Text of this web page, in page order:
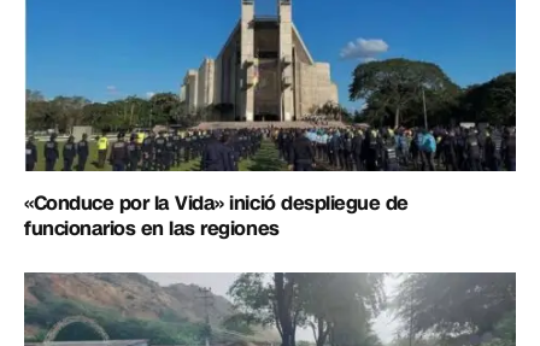
«Conduce por la Vida» inició despliegue de
funcionarios en las regiones